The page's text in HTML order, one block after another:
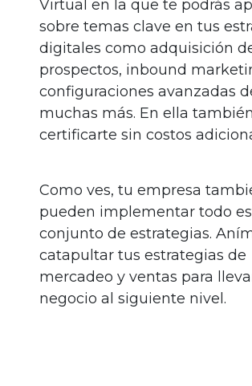
Virtual en la que te podrás
sobre temas clave en tus
digitales como adquisición
prospectos, inbound
configuraciones avanzadas
muchas más. En ella
certificarte sin costos
Como ves, tu empresa
pueden implementar todo
conjunto de estrategias.
catapultar tus estrategias de
mercadeo y ventas para
negocio al siguiente nivel.